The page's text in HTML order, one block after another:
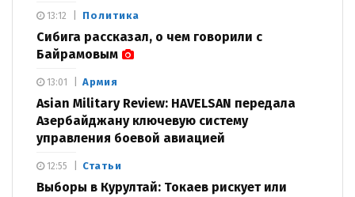
Политика
Сибига рассказал, о чем говорили с
Байрамовым
13:12
Армия
Asian Military Review: HAVELSAN передала
Азербайджану ключевую систему
управления боевой авиацией
13:01
Статьи
Выборы в Курултай: Токаев рискует или
12:55